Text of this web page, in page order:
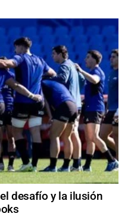
desafío y la ilusión